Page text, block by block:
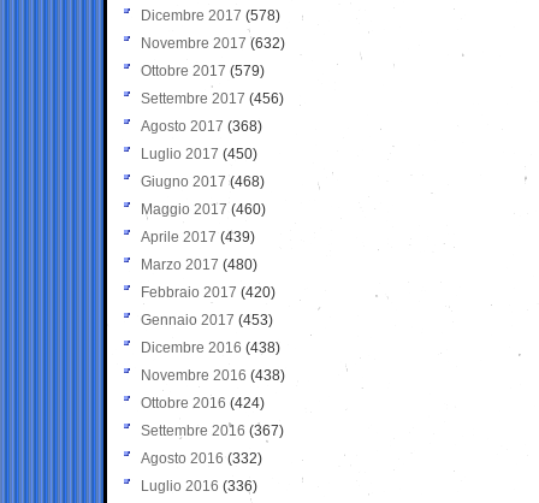
Dicembre 2017 (578)
Novembre 2017 (632)
Ottobre 2017 (579)
Settembre 2017 (456)
Agosto 2017 (368)
Luglio 2017 (450)
Giugno 2017 (468)
Maggio 2017 (460)
Aprile 2017 (439)
Marzo 2017 (480)
Febbraio 2017 (420)
Gennaio 2017 (453)
Dicembre 2016 (438)
Novembre 2016 (438)
Ottobre 2016 (424)
Settembre 2016 (367)
Agosto 2016 (332)
Luglio 2016 (336)